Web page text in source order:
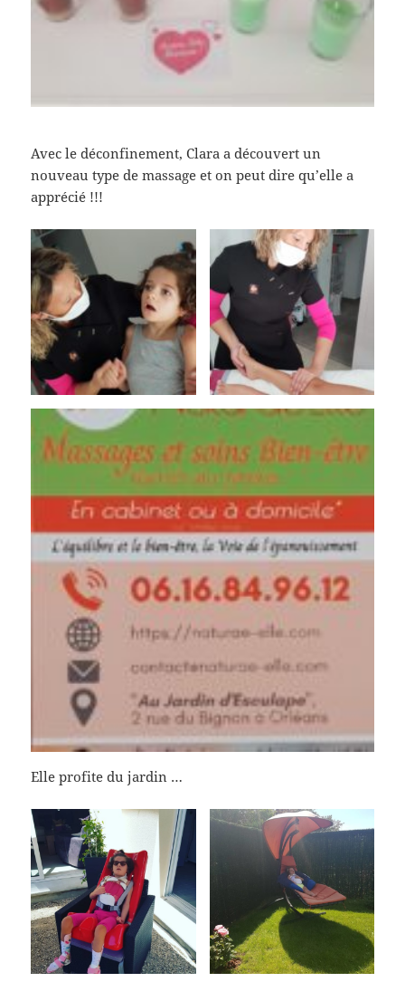
Avec le déconfinement, Clara a découvert un
nouveau type de massage et on peut dire qu’elle a
apprécié !!!
Elle profite du jardin …